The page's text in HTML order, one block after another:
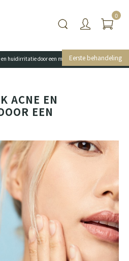
Eerste behandeling
0
en huidirritatie door een mondmasker?
ACNE EN
EEN